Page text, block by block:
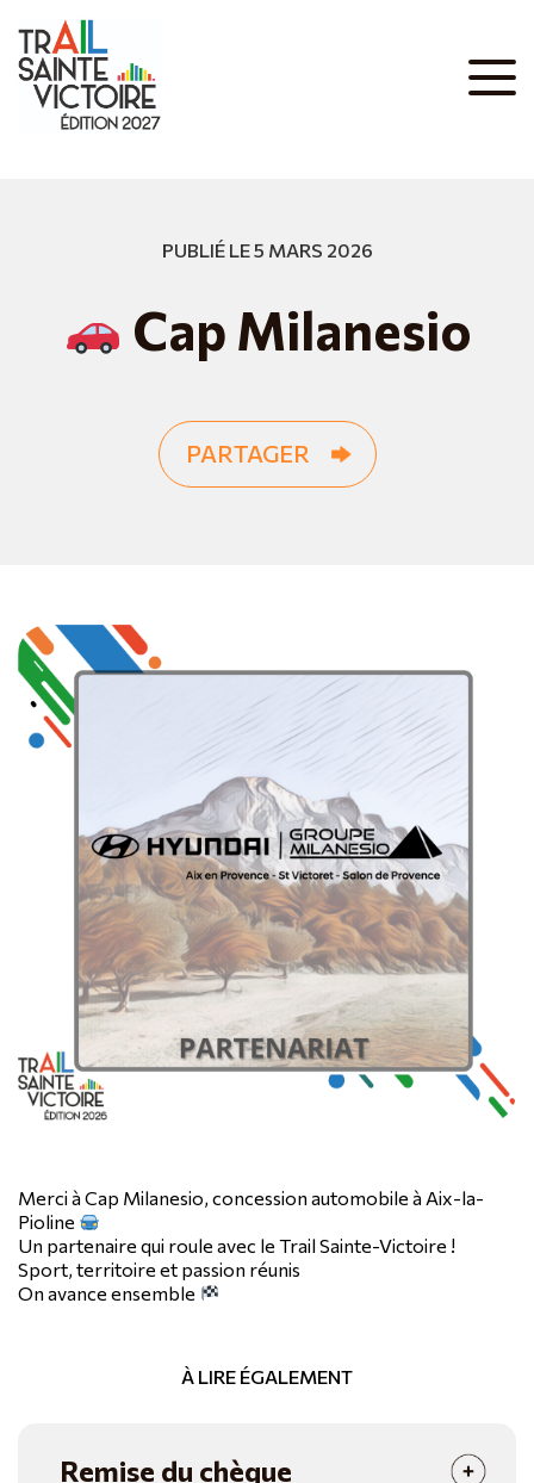
PUBLIÉ LE 5 MARS 2026
Cap Milanesio
PARTAGER
Merci à Cap Milanesio, concession automobile à Aix-la-
Pioline
Un partenaire qui roule avec le Trail Sainte-Victoire !
Sport, territoire et passion réunis
On avance ensemble
À LIRE ÉGALEMENT
Remise du chèque